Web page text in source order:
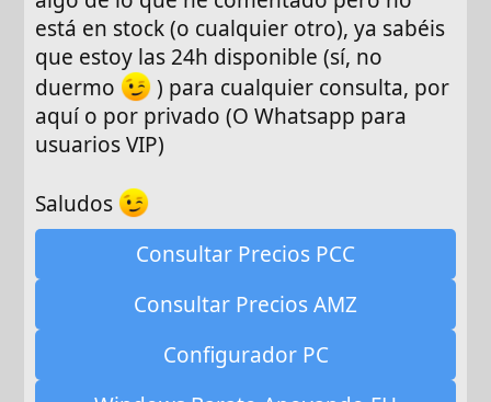
está en stock (o cualquier otro), ya sabéis
que estoy las 24h disponible (sí, no
duermo
) para cualquier consulta, por
aquí o por privado (O Whatsapp para
usuarios VIP)
Saludos
Consultar Precios PCC
Consultar Precios AMZ
Configurador PC